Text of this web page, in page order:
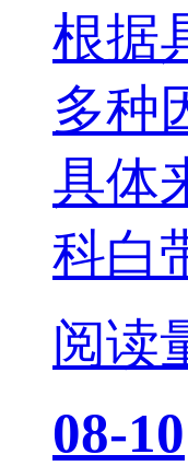
根据
多种
具体
科白
阅读
08-10